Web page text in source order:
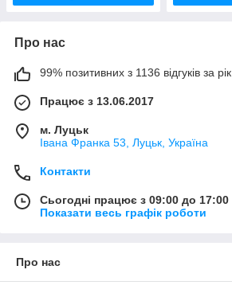
Про нас
99% позитивних з 1136 відгуків за рік
Працює з 13.06.2017
м. Луцьк
Івана Франка 53, Луцьк, Україна
Контакти
Сьогодні працює з 09:00 до 17:00
Показати весь графік роботи
Про нас